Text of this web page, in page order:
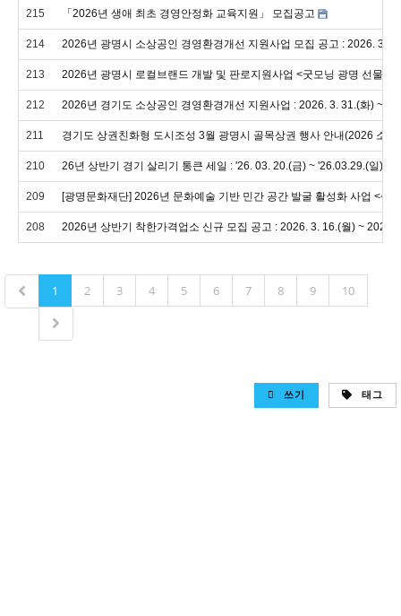
215 「2026년 생애 최초 경영안정화 교육지원」 모집공고
214 2026년 광명시 소상공인 경영환경개선 지원사업 모집 공고 : 2026. 3.
213 2026년 광명시 로컬브랜드 개발 및 판로지원사업 <굿모닝 광명 선물세
212 2026년 경기도 소상공인 경영환경개선 지원사업 : 2026. 3. 31.(화) ~
211 경기도 상권친화형 도시조성 3월 광명시 골목상권 행사 안내(2026 소
210 26년 상반기 경기 살리기 통큰 세일 : '26. 03. 20.(금) ~ '26.03.29.(일) -
209 [광명문화재단] 2026년 문화예술 기반 민간 공간 발굴 활성화 사업 <생
208 2026년 상반기 착한가격업소 신규 모집 공고 : 2026. 3. 16.(월) ~ 2026.
1 2 3 4 5 6 7 8 9 10
쓰기 태그